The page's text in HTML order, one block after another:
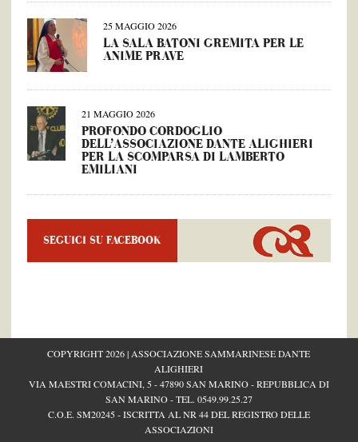
25 MAGGIO 2026
LA SALA BATONI GREMITA PER LE
ANIME PRAVE
21 MAGGIO 2026
PROFONDO CORDOGLIO
DELL’ASSOCIAZIONE DANTE ALIGHIERI
PER LA SCOMPARSA DI LAMBERTO
EMILIANI
SEGUICI SU FACEBOOK
COPYRIGHT 2026 | ASSOCIAZIONE SAMMARINESE DANTE
ALIGHIERI
VIA MAESTRI COMACINI, 5 - 47890 SAN MARINO - REPUBBLICA DI
SAN MARINO - TEL. 0549.99.25.27
C.O.E. SM20245 - ISCRITTA AL NR 44 DEL REGISTRO DELLE
ASSOCIAZIONI